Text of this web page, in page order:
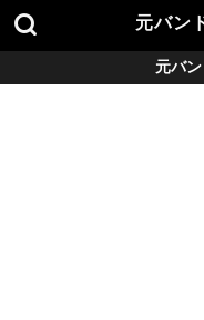
元バン
元バ